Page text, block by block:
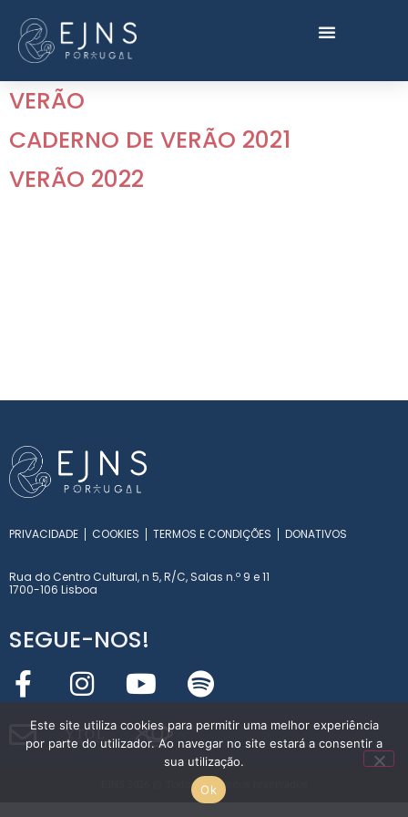
VERÃO
CADERNO DE VERÃO 2021
VERÃO 2022
PRIVACIDADE COOKIES TERMOS E CONDIÇÕES DONATIVOS
Rua do Centro Cultural, n 5, R/C, Salas n.º 9 e 11
1700-106 Lisboa
SEGUE-NOS!
YT O L
INTERN ATIO NA L
EJNS 2026 © Todos os direitos reservados
Este site utiliza cookies para permitir uma melhor experiência
por parte do utilizador. Ao navegar no site estará a consentir a
sua utilização.
Ok